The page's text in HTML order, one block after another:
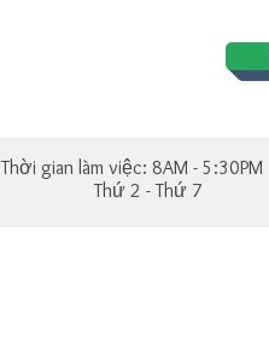
Thời gian làm việc: 8AM - 5:30PM
Thứ 2 - Thứ 7